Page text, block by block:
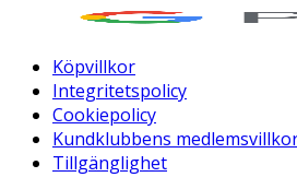
Köpvillkor
Integritetspolicy
Cookiepolicy
Kundklubbens
Tillgänglighet